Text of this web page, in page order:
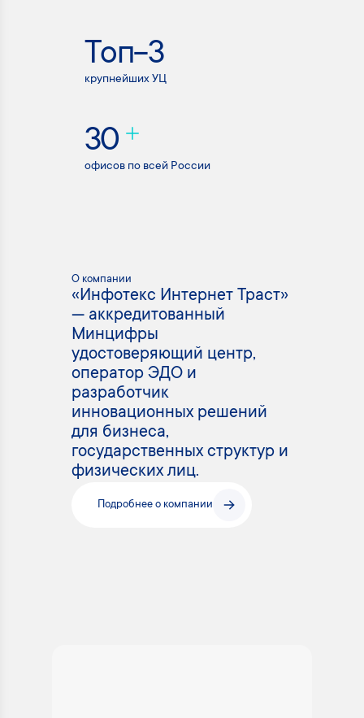
Топ-3
крупнейших УЦ
30
офисов по всей России
О компании
«Инфотекс Интернет Траст»
— аккредитованный
Минцифры
удостоверяющий центр,
оператор ЭДО и
разработчик
инновационных решений
для бизнеса,
государственных структур и
физических лиц.
Подробнее о компании